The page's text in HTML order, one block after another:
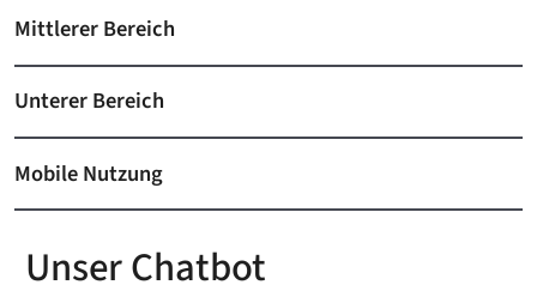
Mittlerer Bereich
Unterer Bereich
Mobile Nutzung
Unser Chatbot